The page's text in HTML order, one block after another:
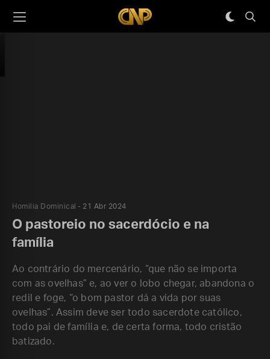
Homilia Dominical 21 Abr 2024
O pastoreio no sacerdócio e na
família
Ao contrário do mercenário, “que não se importa
com as ovelhas” e, ao ver o lobo chegar, abandona o
redil e foge, “o bom pastor dá a vida por suas
ovelhas”. Assim deve ser todo sacerdote católico,
todo pai de família e, de certa forma, todo cristão
batizado.